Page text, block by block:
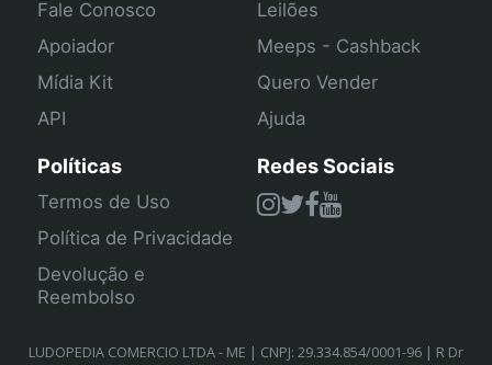
Fale Conosco
Apoiador
Mídia Kit
API
Leilões
Meeps - Cashback
Quero Vender
Ajuda
Políticas
Termos de Uso
Política de Privacidade
Devolução e
Reembolso
Redes Sociais
LUDOPEDIA COMERCIO LTDA - ME | CNPJ: 29.334.854/0001-96 | R Dr